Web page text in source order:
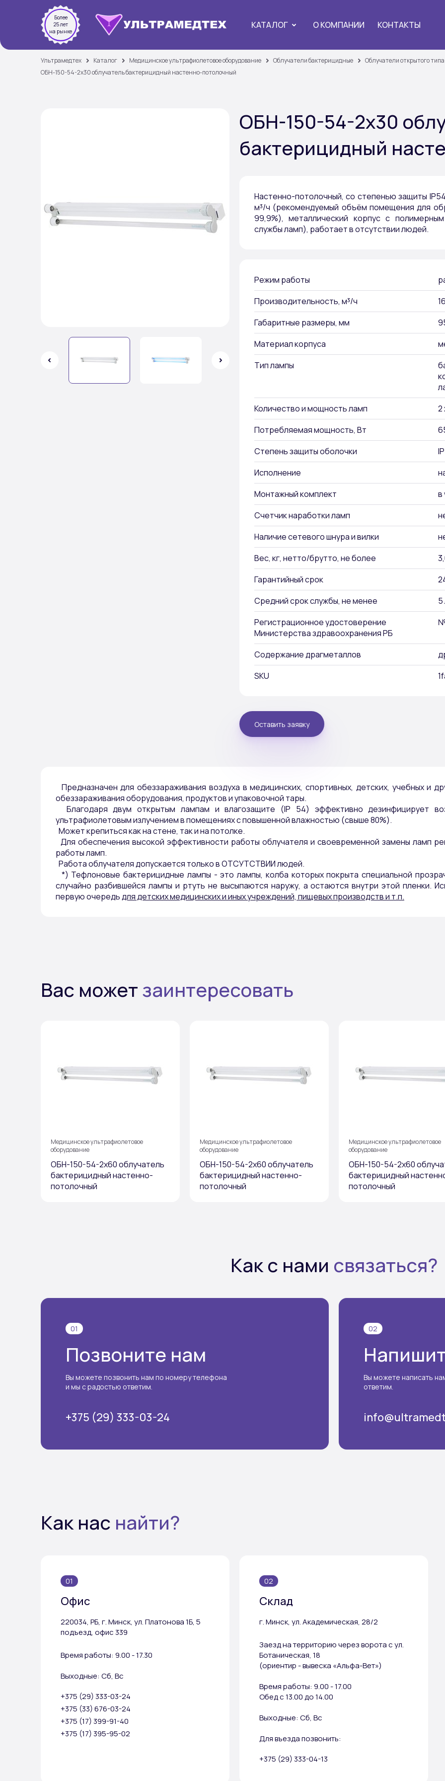
Более
25 лет
на рынке
КАТАЛОГ О КОМПАНИИ КОНТАКТЫ
Ультрамедтех Каталог Медицинское ультрафиолетовое оборудование Облучатели бактерицидные
Облучатели открытого типа
ОБН-150-54-2х30 облучатель бактерицидный настенно-потолочный
ОБН-150-54-2х30
бактерицидный
Настенно-потолочный, со степенью защиты
м³/ч (рекомендуемый объём помещения для
99,9%), металлический корпус с
службы ламп), работает в отсутствии людей.
Режим работы
Производительность, м³/ч
Габаритные размеры, мм
Материал корпуса
Тип лампы
Количество и мощность ламп
2
Потребляемая мощность, Вт
Степень защиты оболочки
Исполнение
Монтажный комплект
в
Счетчик наработки ламп
Наличие сетевого шнура и вилки
Вес, кг, нетто/брутто, не более
Гарантийный срок
Средний срок службы, не менее
5
Регистрационное удостоверение
Министерства здравоохранения РБ
№
Содержание драгметаллов
SKU
Оставить заявку
Предназначен для обеззараживания воздуха в медицинских, спортивных, детских, учебных и
обеззараживания оборудования, продуктов и упаковочной тары.
Благодаря двум открытым лампам и влагозащите (IP 54) эффективно дезинфицирует
ультрафиолетовым излучением в помещениях с повышенной влажностью (свыше 80%).
Может крепиться как на стене, так и на потолке.
Для обеспечения высокой эффективности работы облучателя и своевременной замены ламп
работы ламп.
Работа облучателя допускается только в ОТСУТСТВИИ людей.
*) Тефлоновые бактерицидные лампы - это лампы, колба которых покрыта специальной
случайно разбившейся лампы и ртуть не высыпаются наружу, а остаются внутри этой пленки.
первую очередьдля детских медицинских и иных учреждений, пищевых производств и т.п.
Вас можетзаинтересовать
Медицинское ультрафиолетовое
оборудование
ОБН-150-54-2х60 облучатель
бактерицидный настенно-
потолочный
Медицинское ультрафиолетовое
оборудование
ОБН-150-54-2х60 облучатель
бактерицидный настенно-
потолочный
Медицинское ультрафиолетовое
оборудование
ОБН-150-54-2х60
бактерицидный
потолочный
Как с нами связаться?
01
Позвоните нам
Вы можете позвонить нам по номеру телефона
и мы с радостью ответим.
+375 (29) 333-03-24
02
Вы можете написать
ответим.
Как нас найти?
01
Офис
220034, РБ, г. Минск, ул. Платонова 1Б, 5
подъезд, офис 339
Время работы: 9.00 - 17.30
Выходные: Сб, Вс
+375 (29) 333-03-24
+375 (33) 676-03-24
+375 (17) 399-91-40
+375 (17) 395-95-02
02
Склад
г. Минск, ул. Академическая, 28/2
Заезд на территорию через ворота с ул.
Ботаническая, 18
(ориентир - вывеска «Альфа-Вет»)
Время работы: 9.00 - 17.00
Обед с 13.00 до 14.00
Выходные: Сб, Вс
Для въезда позвонить:
+375 (29) 333-04-13